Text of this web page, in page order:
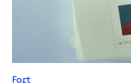
Fort